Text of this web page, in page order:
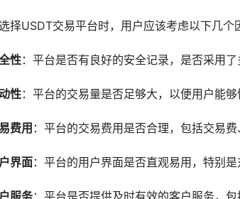
择USDT交易平台时，用户应该考虑以下几个
性：平台是否有良好的安全记录，是否采用了
性：平台的交易量是否足够大，以便用户能
费用 ：平台的交易费用是否合理，包括交易费
界面：平台的用户界面是否直观易用，特别是